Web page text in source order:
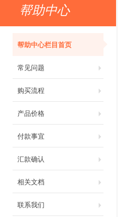
帮助中心
帮助中心栏目首页
常见问题
购买流程
产品价格
付款事宜
汇款确认
相关文档
联系我们